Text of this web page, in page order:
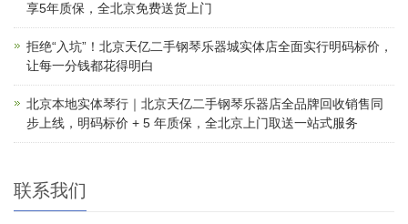
享5年质保，全北京免费送货上门
拒绝“入坑”！北京天亿二手钢琴乐器城实体店全面实行明码标价，
让每一分钱都花得明白
北京本地实体琴行｜北京天亿二手钢琴乐器店全品牌回收销售同
步上线，明码标价 + 5 年质保，全北京上门取送一站式服务
联系我们